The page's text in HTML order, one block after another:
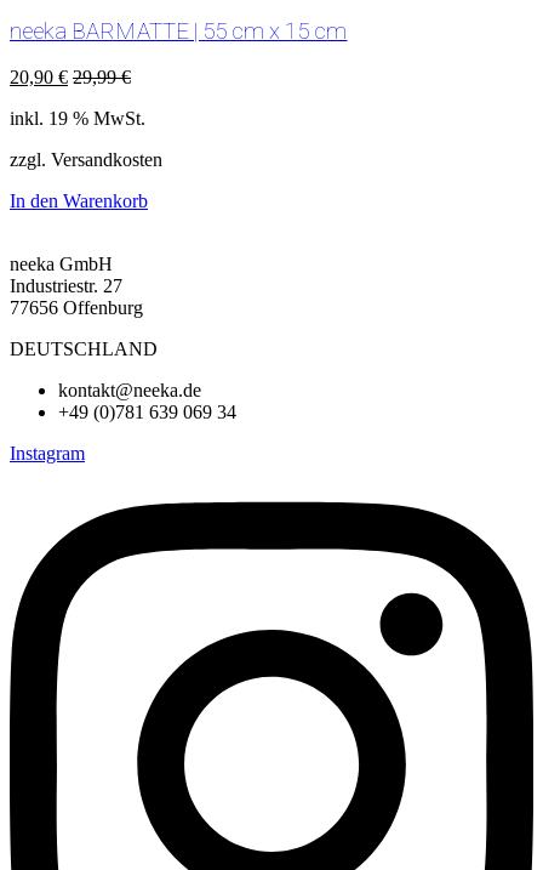
neeka BARMATTE | 55 cm x 15 cm
20,90 € 29,99€
inkl. 19 % MwSt.
zzgl. Versandkosten
In den Warenkorb
neeka GmbH
Industriestr. 27
77656 Offenburg
DEUTSCHLAND
kontakt@neeka.de
+49 (0)781 639 069 34
Instagram